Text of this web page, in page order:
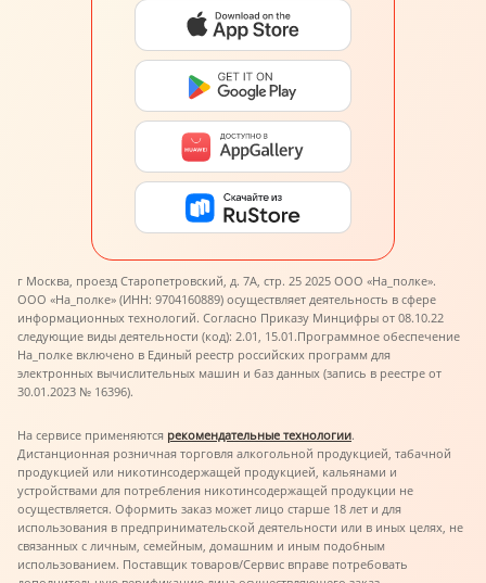
г Москва, проезд Старопетровский, д. 7А, стр. 25 2025 ООО «На_полке».
ООО «На_полке» (ИНН: 9704160889) осуществляет деятельность в сфере
информационных технологий. Согласно Приказу Минцифры от 08.10.22
следующие виды деятельности (код): 2.01, 15.01.Программное обеспечение
На_полке включено в Единый реестр российских программ для
электронных вычислительных машин и баз данных (запись в реестре от
30.01.2023 № 16396).
На сервисе применяются рекомендательные технологии.
Дистанционная розничная торговля алкогольной продукцией, табачной
продукцией или никотинсодержащей продукцией, кальянами и
устройствами для потребления никотинсодержащей продукции не
осуществляется. Оформить заказ может лицо старше 18 лет и для
использования в предпринимательской деятельности или в иных целях, не
связанных с личным, семейным, домашним и иным подобным
использованием. Поставщик товаров/Сервис вправе потребовать